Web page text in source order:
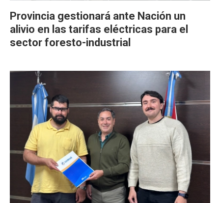
Provincia gestionará ante Nación un
alivio en las tarifas eléctricas para el
sector foresto-industrial